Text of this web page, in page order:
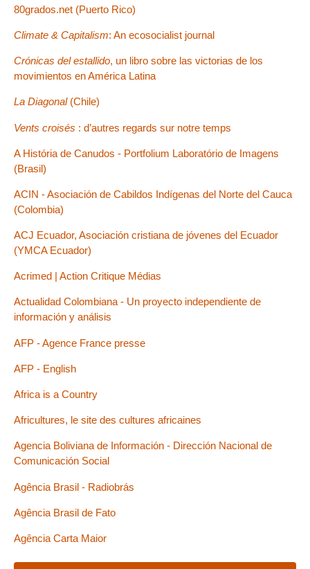
80grados.net (Puerto Rico)
Climate & Capitalism: An ecosocialist journal
Crónicas del estallido, un libro sobre las victorias de los
movimientos en América Latina
La Diagonal(Chile)
Vents croisés : d’autres regards sur notre temps
A História de Canudos - Portfolium Laboratório de Imagens
(Brasil)
ACIN - Asociación de Cabildos Indígenas del Norte del Cauca
(Colombia)
ACJ Ecuador, Asociación cristiana de jóvenes del Ecuador
(YMCA Ecuador)
Acrimed | Action Critique Médias
Actualidad Colombiana - Un proyecto independiente de
información y análisis
AFP - Agence France presse
AFP - English
Africa is a Country
Africultures, le site des cultures africaines
Agencia Boliviana de Información - Dirección Nacional de
Comunicación Social
Agência Brasil - Radiobrás
Agência Brasil de Fato
Agência Carta Maior